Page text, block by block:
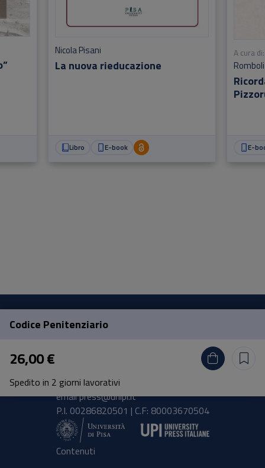
La nuova rieducazione
Nicola Pisani
Libro E-book
A cura di:
Romboli
E-
Codice Penitenziario
26,00 €
Spedito in 2 giorni lavorativi
Pisa University Press
Lungarno Pacinotti 43/44 56126 Pisa
tel.+39 050 2212056
emailpress@unipi.it
P.I. 00286820501 | C.F: 80003670504
Contenuti